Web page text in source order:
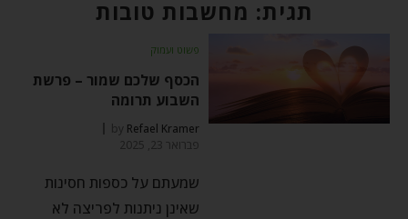
תגית: מחשבות טובות
פשוט ועמוק
הכסף שלכם שמור – פרשת
השבוע תרומה
by Refael Kramer
פברואר 23, 2025
שמעתם על כספות חסינות
שאינן ניתנות לפריצה לא